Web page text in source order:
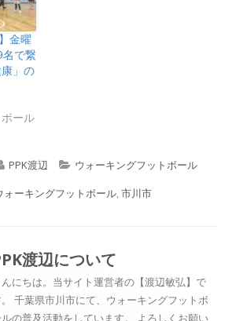
金曜
名で繋
」の
ール
作
成
PPK渡辺
カ
テ
ー
ウォーキングフットボール
ォーキングフットボール,市川市
渡辺について
んにちは。当サイト運営者の【渡辺敏弘】で
千葉県市川市にて、ウォーキングフットボ
ルの普及活動をしています。 よろしくお願い